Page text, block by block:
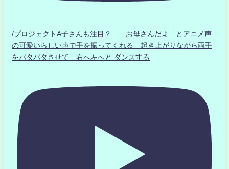
/プロジェクトA子さんも注目？ お母さんだよ とアニメ声
の可愛いらしい声で手を振ってくれる 起き上がりながら両手
をパタパタさせて 右へ左へと ダンスする